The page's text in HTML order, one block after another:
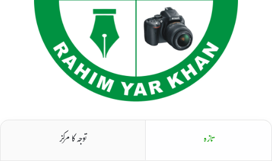
تازہ توجہ کا مرکز